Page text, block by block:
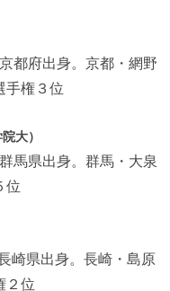
都府出身。京都・網野
手権３位
大）
馬県出身。群馬・大泉
位
崎県出身。長崎・島原
２位